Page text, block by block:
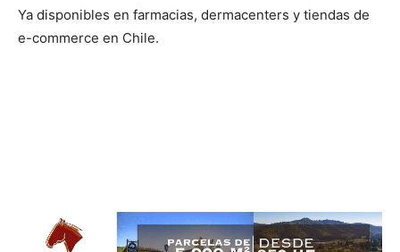
Ya disponibles en farmacias, dermacenters y tiendas de
e-commerce en Chile.